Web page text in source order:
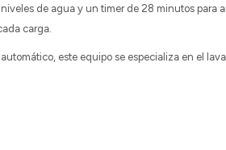
de agua y un timer de 28 minutos para
carga.
este equipo se especializa en el